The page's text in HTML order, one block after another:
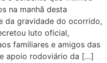
na manhã desta
da gravidade do ocorrido,
luto oficial,
familiares e amigos das
apoio rodoviário da […]